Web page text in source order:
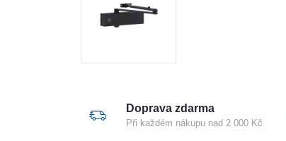
Doprava zdarma
Při každém nákupu nad 2 000 Kč